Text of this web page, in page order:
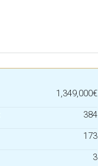
1,349,000€
384
173
3